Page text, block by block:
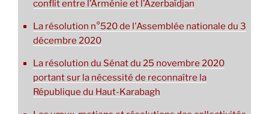
conflit entre l’Arménie et l’Azerbaïdjan
La résolution n°520 de l'Assemblée nationale du 3
décembre 2020
La résolution du Sénat du 25 novembre 2020
portant sur la nécessité de reconnaître la
République du Haut-Karabagh